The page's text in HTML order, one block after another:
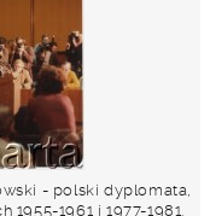
- polski dyplomata,
1961 i 1977-1981.